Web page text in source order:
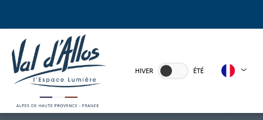
HIVER ÉTÉ